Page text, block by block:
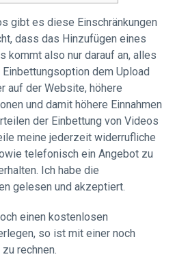
gibt es diese Einschränkungen
dass das Hinzufügen eines
kommt also nur darauf an, alles
dem Upload
auf der Website, höhere
und damit höhere Einnahmen
der Einbettung von Videos
meine jederzeit widerrufliche
telefonisch ein Angebot zu
Ich habe die
gelesen und akzeptiert.
einen kostenlosen
so ist mit einer noch
rechnen.